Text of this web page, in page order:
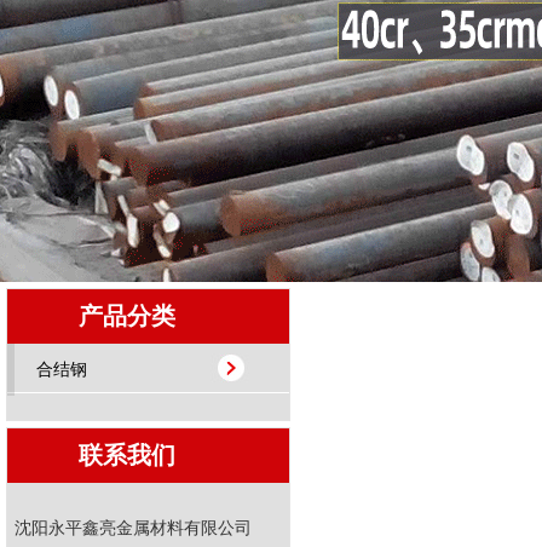
产品分类
合结钢
联系我们
沈阳永平鑫亮金属材料有限公司